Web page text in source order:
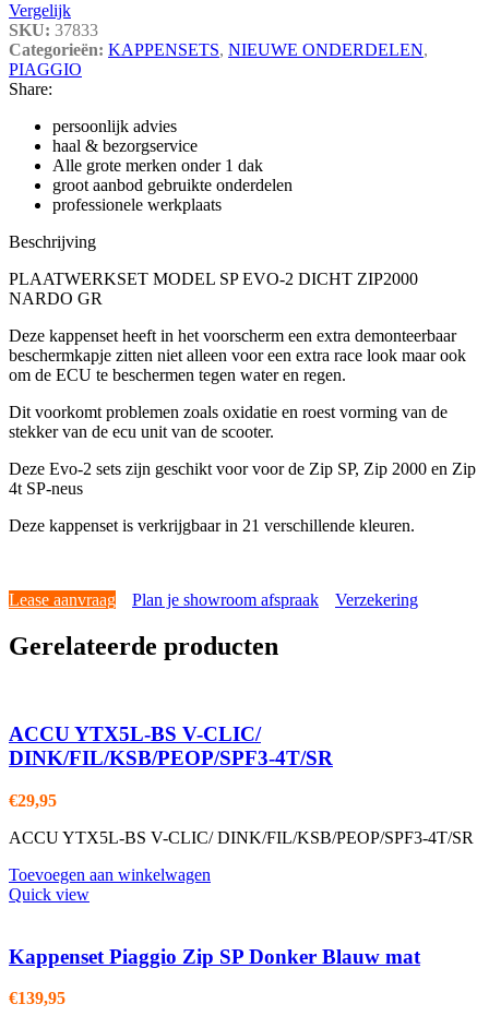
Vergelijk
SKU: 37833
Categorieën: KAPPENSETS, NIEUWE ONDERDELEN,
PIAGGIO
Share:
persoonlijk advies
haal & bezorgservice
Alle grote merken onder 1 dak
groot aanbod gebruikte onderdelen
professionele werkplaats
Beschrijving
PLAATWERKSET MODEL SP EVO-2 DICHT ZIP2000
NARDO GR
Deze kappenset heeft in het voorscherm een extra demonteerbaar
beschermkapje zitten niet alleen voor een extra race look maar ook
om de ECU te beschermen tegen water en regen.
Dit voorkomt problemen zoals oxidatie en roest vorming van de
stekker van de ecu unit van de scooter.
Deze Evo-2 sets zijn geschikt voor voor de Zip SP, Zip 2000 en Zip
4t SP-neus
Deze kappenset is verkrijgbaar in 21 verschillende kleuren.
Lease aanvraag Plan je showroom afspraak Verzekering
Gerelateerde producten
ACCU YTX5L-BS V-CLIC/
DINK/FIL/KSB/PEOP/SPF3-4T/SR
€29,95
ACCU YTX5L-BS V-CLIC/ DINK/FIL/KSB/PEOP/SPF3-4T/SR
Toevoegen aan winkelwagen
Quick view
Kappenset Piaggio Zip SP Donker Blauw mat
€139,95